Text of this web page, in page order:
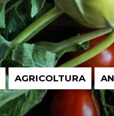
AGRICOLTURA